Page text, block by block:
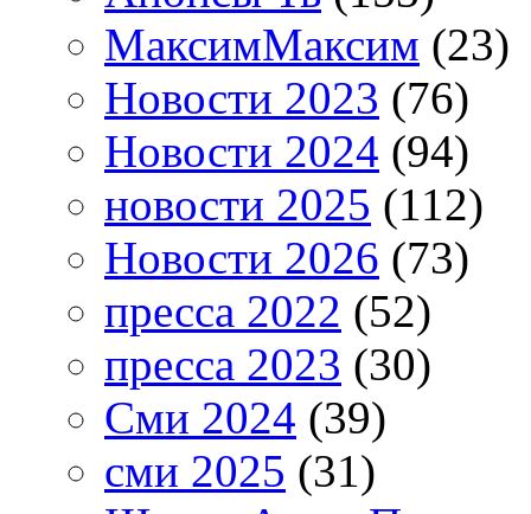
МаксимМаксим (23)
Новости 2023 (76)
Новости 2024 (94)
новости 2025 (112)
Новости 2026 (73)
пресса 2022 (52)
пресса 2023 (30)
Сми 2024 (39)
сми 2025 (31)